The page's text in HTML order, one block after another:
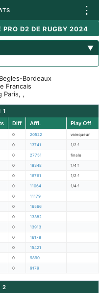
⋮
PRO D2 DE RUGBY 2024
▼
Bordeaux
Francais
Paris, ,
1
Diff Affl. Play Off
0 20522 vainqueur
0 13741 1/2 f
0 27751 finale
0 18348 1/4 f
0 16761 1/2 f
0 11064 1/4 f
0 11179
0 16566
0 13382
0 13913
0 16178
0 15421
0 9890
0 9179
2